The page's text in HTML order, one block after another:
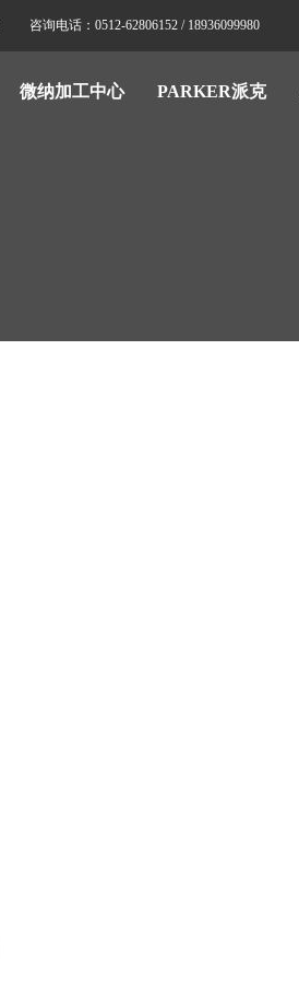
咨询电话：0512-62806152 / 18936099980
微纳加工中心 PARKER派克